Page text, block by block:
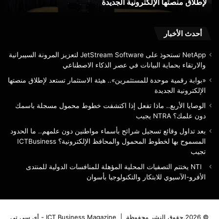
الإلكترونية
لإطلاق منصتها الإلكترونية الجديدة
أحدث الأخبار
NetApp تستحوذ على JetStream Software لتعزيز المرونة السيبرانية
والارتقاء بحماية البيانات في عصر الذكاء الاصطناعي
«بوابة رقمية موحدة للمستثمرين».. هيئة الاستثمار تستعد لإطلاق منصتها
الإلكترونية الجديدة
الوصايا الأربع.. ماذا تفعل إذا اكتشفت خطوط محمول مسجلة باسمك
دون علمك؟ NTRA يجيب
بعد تداول وقائع تسجيل شرائح بأسماء مواطنين دون علمهم.. ما الحدود
المسموح بها لخطوط المحمول والمحافظ الإلكترونية؟ ICTBusiness
تجيب
NTI يختتم التصفيات المحلية المؤهلة للمنافسات الدولية للمنتدى
الأفرو-الآسيوي للابتكار والتكنولوجيا بأسوان
© 2026,حقوق النشر محفوظة | ICT Business Magazine - أي سي تي